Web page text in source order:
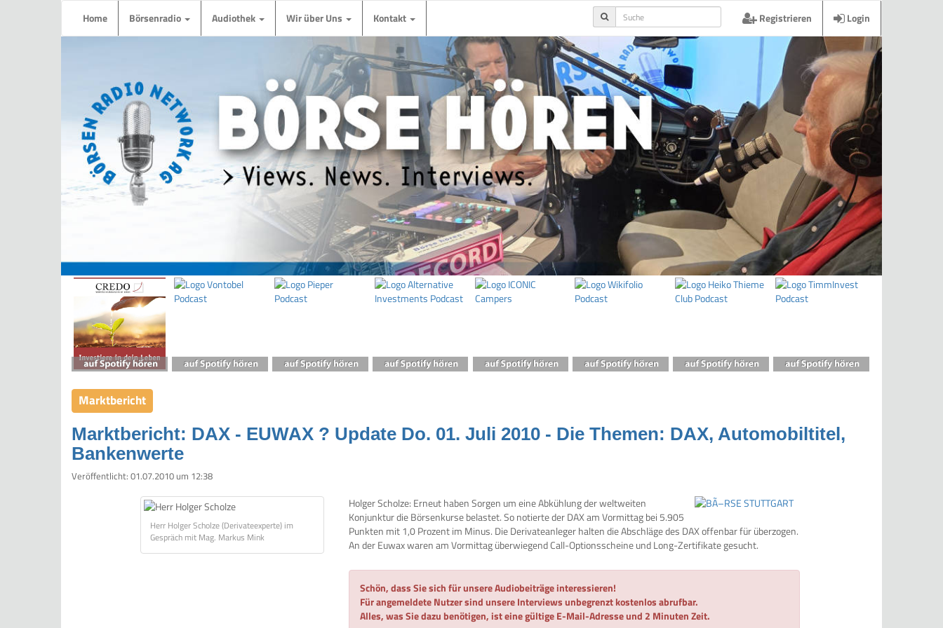
Home Börsenradio Audiothek Wir über Uns Kontakt Registrieren Login
Marktbericht
Marktbericht: DAX - EUWAX ? Update Do. 01. Juli 2010 - Die Themen: DAX, Automobiltitel,
Bankenwerte
Veröffentlicht: 01.07.2010 um 12:38
Herr Holger Scholze (Derivateexperte) im
Gespräch mit Mag. Markus Mink
Holger Scholze: Erneut haben Sorgen um eine Abkühlung der weltweiten
Konjunktur die Börsenkurse belastet. So notierte der DAX am Vormittag bei 5.905
Punkten mit 1,0 Prozent im Minus. Die Derivateanleger halten die Abschläge des DAX offenbar für überzogen.
An der Euwax waren am Vormittag überwiegend Call-Optionsscheine und Long-Zertifikate gesucht.
Schön, dass Sie sich für unsere Audiobeiträge interessieren!
Für angemeldete Nutzer sind unsere Interviews unbegrenzt kostenlos abrufbar.
Alles, was Sie dazu benötigen, ist eine gültige E-Mail-Adresse und 2 Minuten Zeit.